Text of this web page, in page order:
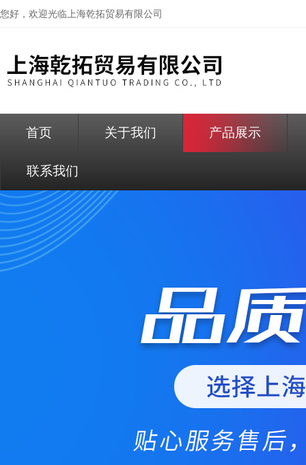
您好，欢迎光临上海乾拓贸易有限公司
首页 关于我们 产品展示
联系我们